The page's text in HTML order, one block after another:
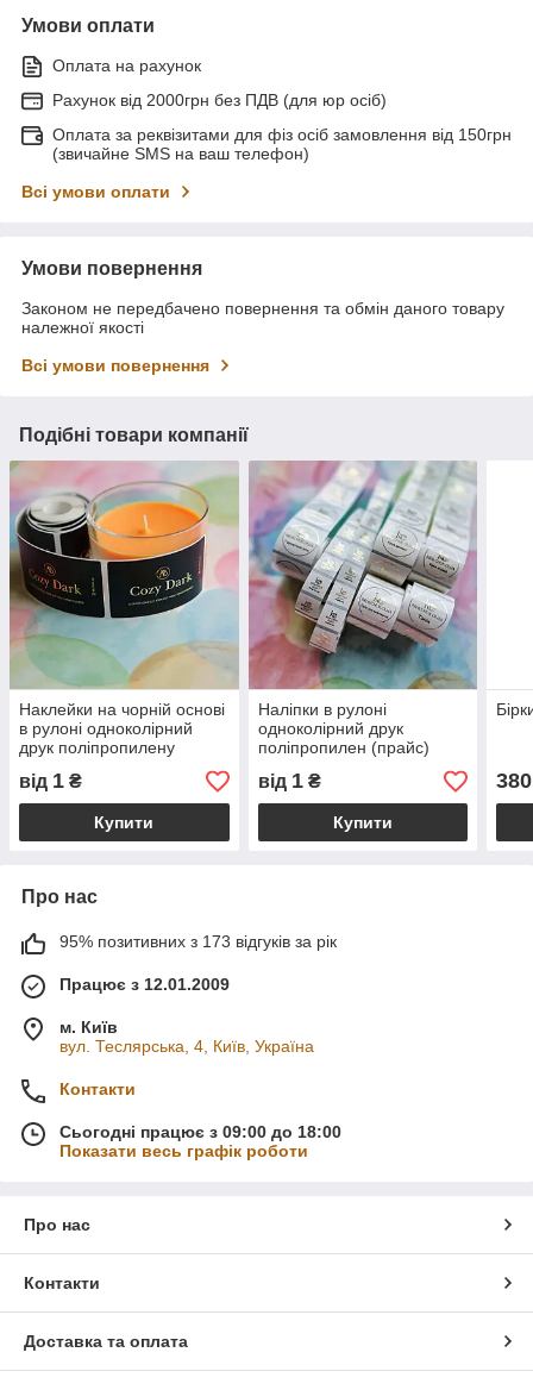
Умови оплати
Оплата на рахунок
Рахунок від 2000грн без ПДВ (для юр осіб)
Оплата за реквізитами для фіз осіб замовлення від 150грн
(звичайне SMS на ваш телефон)
Всі умови оплати
Умови повернення
Законом не передбачено повернення та обмін даного товару
належної якості
Всі умови повернення
Подібні товари компанії
Наклейки на чорній основі
в рулоні одноколірний
друк поліпропилену
від 1 ₴
Купити
Наліпки в рулоні
одноколірний друк
поліпропилен (прайс)
від 1₴
Купити
380
Про нас
95% позитивних з 173 відгуків за рік
Працює з 12.01.2009
м. Київ
вул. Теслярська, 4, Київ, Україна
Контакти
Сьогодні працює з 09:00 до 18:00
Показати весь графік роботи
Про нас
Контакти
Доставка та оплата